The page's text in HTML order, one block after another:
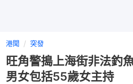
港聞 突發
旺角警搗上海街非法釣
男女包括55歲女主持